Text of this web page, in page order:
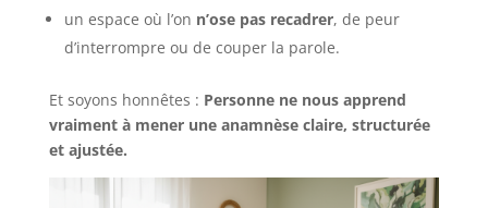
un espace où l’on n’ose pas recadrer, de peur
d’interrompre ou de couper la parole.
Et soyons honnêtes : Personne ne nous apprend
vraiment à mener une anamnèse claire, structurée
et ajustée.